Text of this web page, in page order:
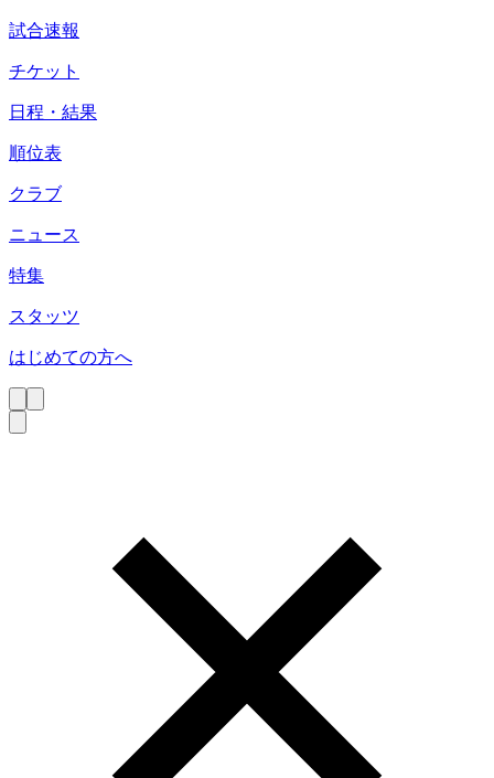
試合速報
チケット
日程・結果
順位表
クラブ
ニュース
特集
スタッツ
はじめての方へ